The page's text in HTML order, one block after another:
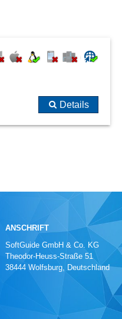
Details
ANSCHRIFT
SoftGuide GmbH & Co. KG
Theodor-Heuss-Straße 51
38444 Wolfsburg, Deutschland